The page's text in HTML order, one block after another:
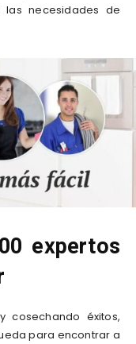
necesidades de
expertos
cosechando éxitos,
para encontrar a